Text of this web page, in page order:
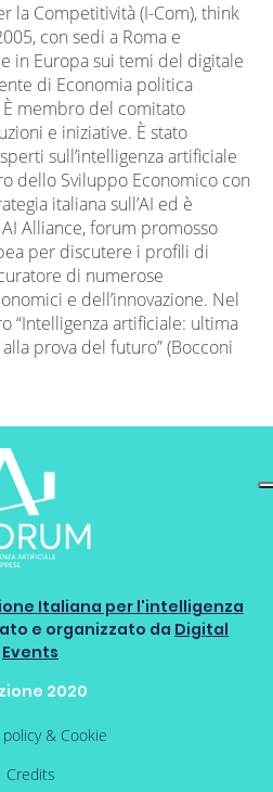
la Competitività (I-Com), think
con sedi a Roma e
in Europa sui temi del digitale
di Economia politica
È membro del comitato
e iniziative. È stato
sull’intelligenza artificiale
dello Sviluppo Economico con
italiana sull’AI ed è
Alliance, forum promosso
per discutere i profili di
di numerose
e dell’innovazione. Nel
“Intelligenza artificiale: ultima
prova del futuro” (Bocconi
Italiana per l'intelligenza
e organizzato da Digital
Events
2020
policy & Cookie
Credits